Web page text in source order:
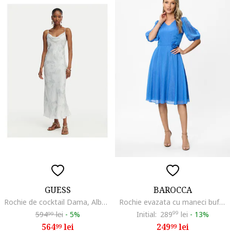
GUESS
Rochie de cocktail Dama, Albastru, satinata, imprimeu floral, fara maneca,
59499lei - 5%
56499lei
BAROCCA
Rochie evazata cu maneci bufante semi-transparente si aplicatie florala Alison, Albastru royal
Initial: 28999 lei - 13%
24999lei